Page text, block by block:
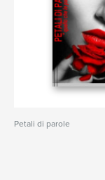
Petali di parole